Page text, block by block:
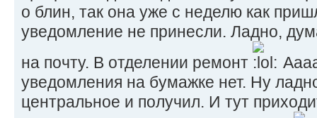
о блин, так она уже с неделю как
уведомление не принесли. Ладно,
на почту. В отделении ремонт
уведомления на бумажке нет. Ну
центральное и получил. И тут